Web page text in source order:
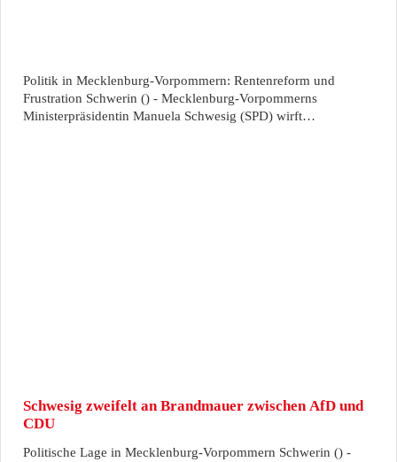
Politik in Mecklenburg-Vorpommern: Rentenreform und
Frustration Schwerin () - Mecklenburg-Vorpommerns
Ministerpräsidentin Manuela Schwesig (SPD) wirft…
Schwesig zweifelt an Brandmauer zwischen AfD und
CDU
Politische Lage in Mecklenburg-Vorpommern Schwerin () -